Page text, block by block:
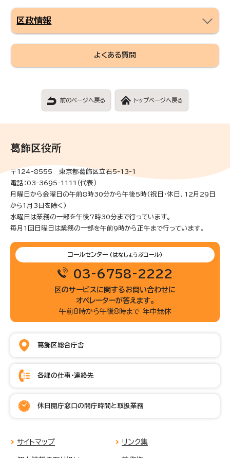
区政情報
よくある質問
前のページへ戻る トップページへ戻る
葛飾区役所
〒124-8555 東京都葛飾区立石5-13-1
電話：03-3695-1111（代表）
月曜日から金曜日の午前8時30分から午後5時(祝日・休日、12月29日
から1月3日を除く)
水曜日は業務の一部を午後7時30分まで行っています。
毎月1回日曜日は業務の一部を午前9時から正午まで行っています。
コールセンター (はなしょうぶコール)
03-6758-2222
区のサービスに関するお問い合わせに
オペレーターが答えます。
午前8時から午後8時まで 年中無休
葛飾区総合庁舎
各課の仕事・連絡先
休日開庁窓口の開庁時間と取扱業務
サイトマップ リンク集